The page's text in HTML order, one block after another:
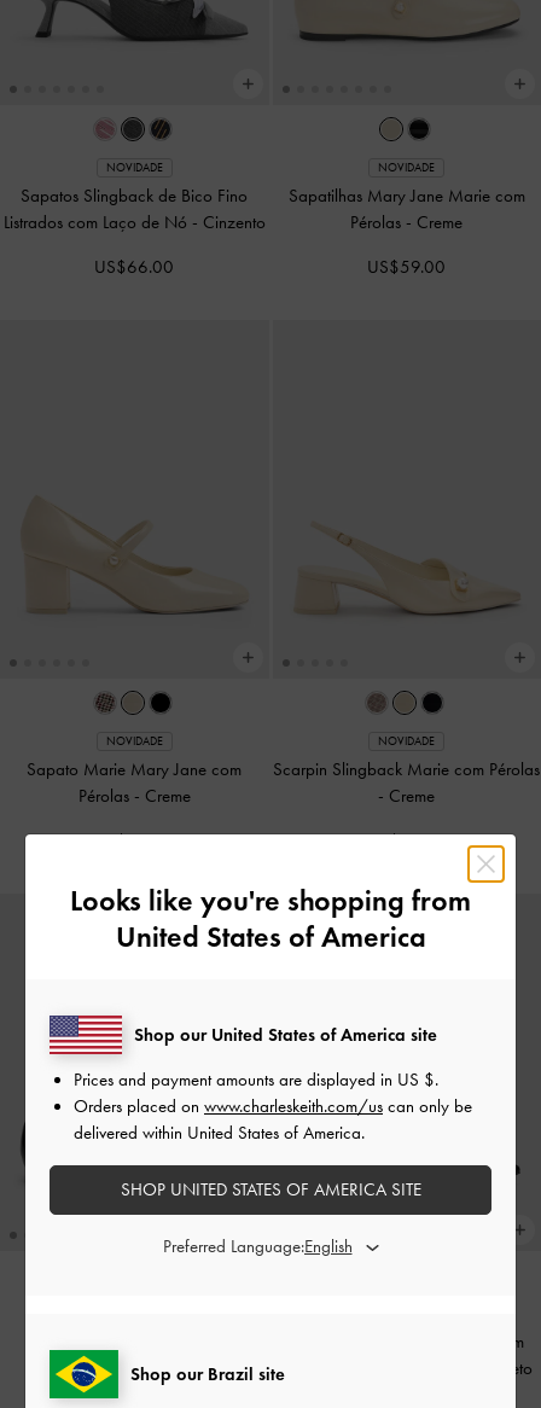
NOVIDADE
Sapatos Slingback de Bico Fino
Listrados com Laço de Nó - Cinzento
US$66.00
NOVIDADE
Sapatilhas Mary Jane Marie com
Pérolas - Creme
US$59.00
NOVIDADE
Sapato Marie Mary Jane com
Pérolas - Creme
US$66.00
NOVIDADE
Scarpin Slingback Marie com Pérolas
- Creme
US$66.00
Enguia-Padrão Animal Preto
Scarpins Slingback Griselda com
Efeito Enguia
Padrão Animal Preto
Looks like you're shopping from
United States of America
Shop our Brazil site
Shop our United States of America site
Prices and payment amounts are displayed in US $.
Orders placed on www.charleskeith.com/us can only be
delivered within United States of America.
SHOP UNITED STATES OF AMERICA SITE
Preferred Language: